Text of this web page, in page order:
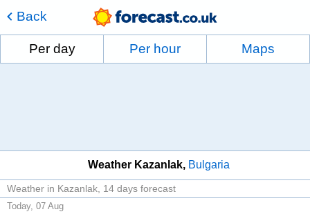
Back
Per day Per hour Maps
Weather Kazanlak Bulgaria
Weather in Kazanlak 14 days forecast
Today, 07 Aug